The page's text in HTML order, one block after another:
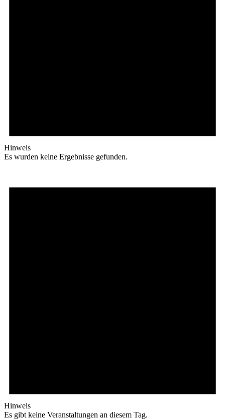
Hinweis
Es wurden keine Ergebnisse gefunden.
Hinweis
Es gibt keine Veranstaltungen an diesem Tag.